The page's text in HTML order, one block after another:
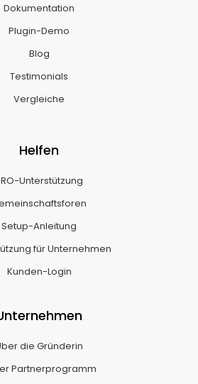
Dokumentation
Plugin-Demo
Blog
Testimonials
Vergleiche
Helfen
Unterstützung
Setup-Anleitung
für Unternehmen
Kunden-Login
die Gründerin
Partnerprogramm